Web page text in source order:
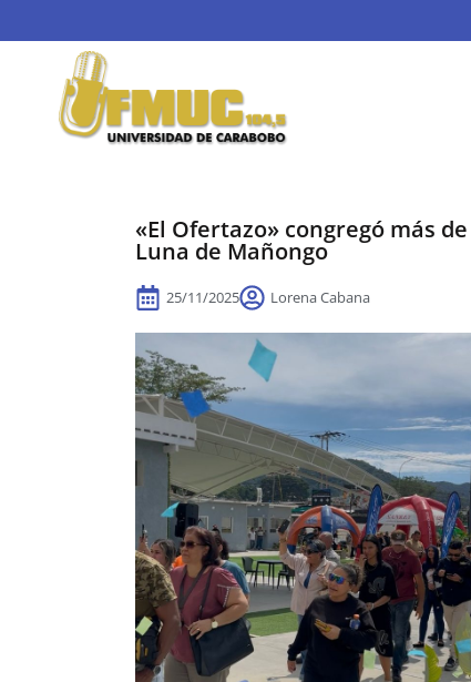
«El Ofertazo» congregó más
Luna de Mañongo
25/11/2025 Lorena Cabana